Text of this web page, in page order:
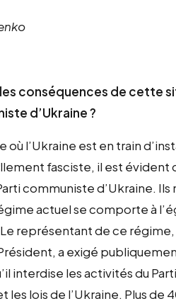
conséquences de cette
d’Ukraine ?
où l’Ukraine est en train
fasciste, il est évident
communiste d’Ukraine.
actuel se comporte à
représentant de ce
a exigé
interdise les activités du
les lois de l’Ukraine. Plus